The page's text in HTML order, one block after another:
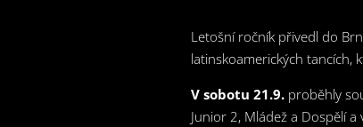
Letošní ročník přivedl do
latinskoamerických tancích,
V sobotu 21.9.proběhly
Junior 2, Mládež a Dospělí